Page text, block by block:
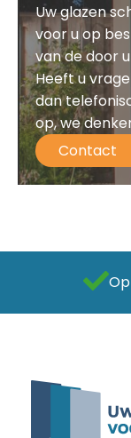
Uw glazen
voor u op
van de door
Heeft u
dan
op, we
Contact